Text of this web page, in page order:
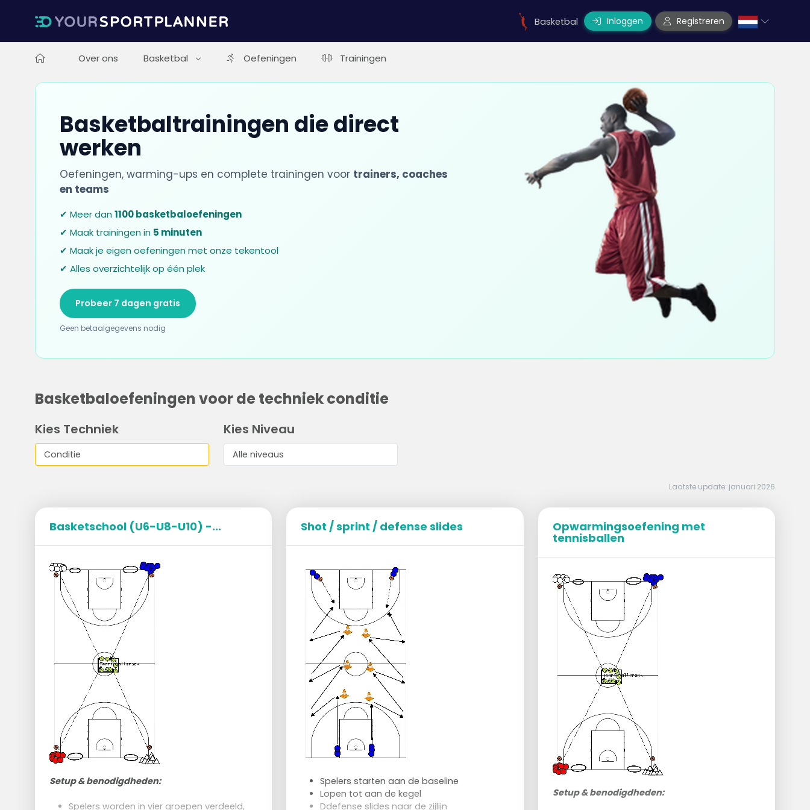
Basketbal Inloggen Registreren
Over ons Basketbal Oefeningen Trainingen
Basketbaltrainingen die direct
werken
Oefeningen, warming-ups en complete trainingen voor trainers, coaches
en teams
✔ Meer dan 1100 basketbaloefeningen
✔ Maak trainingen in 5 minuten
✔ Maak je eigen oefeningen met onze tekentool
✔ Alles overzichtelijk op één plek
Probeer 7 dagen gratis
Geen betaalgegevens nodig
Basketbaloefeningen voor de techniek conditie
Kies Techniek Kies Niveau
Laatste update: januari 2026
Basketschool (U6-U8-U10) -...
Setup & benodigdheden:
Spelers worden in vier groepen verdeeld,
Shot / sprint / defense slides
Spelers starten aan de baseline
Lopen tot aan de kegel
Ddefense slides naar de zijlijn
Opwarmingsoefening met
tennisballen
Setup & benodigdheden: